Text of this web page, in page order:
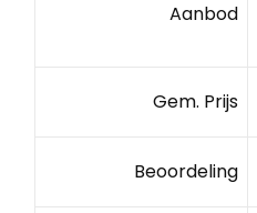
Aanbod
Gem. Prijs
Beoordeling